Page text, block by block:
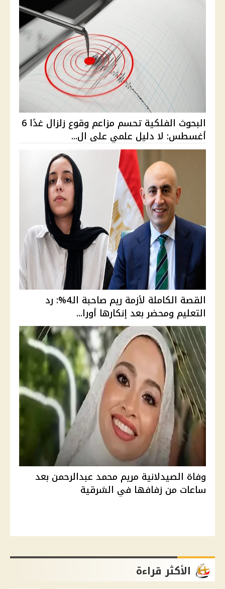
البحوث الفلكية تحسم مزاعم وقوع زلزال غدًا 6
أغسطس: لا دليل علمي على ال...
القصة الكاملة لأزمة ريم صاحبة الـ4%: رد
التعليم ومحضر بعد إنكارها أورا...
وفاة الصيدلانية مريم محمد عبدالرحمن بعد
ساعات من زفافها في الشرقية
الأكثر قراءة